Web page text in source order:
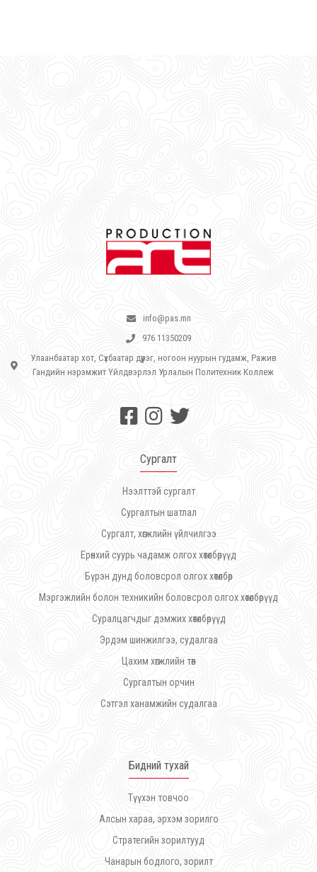
info@pas.mn
976 11350209
Улаанбаатар хот, Сүхбаатар дүүрэг, ногоон нуурын гудамж, Ражив
Гандийн нэрэмжит Үйлдвэрлэл Урлалын Политехник Коллеж
Сургалт
Нээлттэй сургалт
Сургалтын шатлал
Сургалт, хөгжлийн үйлчилгээ
Ерөнхий суурь чадамж олгох хөтөлбөрүүд
Бүрэн дунд боловсрол олгох хөтөлбөр
Мэргэжлийн болон техникийн боловсрол олгох хөтөлбөрүүд
Суралцагчдыг дэмжих хөтөлбөрүүд
Эрдэм шинжилгээ, судалгаа
Цахим хөгжлийн төв
Сургалтын орчин
Сэтгэл ханамжийн судалгаа
Бидний тухай
Түүхэн товчоо
Алсын хараа, эрхэм зорилго
Стратегийн зорилтууд
Чанарын бодлого, зорилт